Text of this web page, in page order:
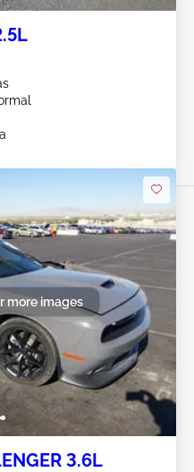
more images
3.6L